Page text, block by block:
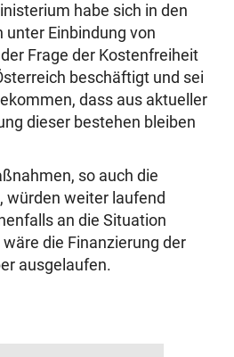
habe sich in den
unter Einbindung von
Frage der Kostenfreiheit
beschäftigt und sei
dass aus aktueller
dieser bestehen bleiben
so auch die
weiter laufend
an die Situation
die Finanzierung der
ausgelaufen.